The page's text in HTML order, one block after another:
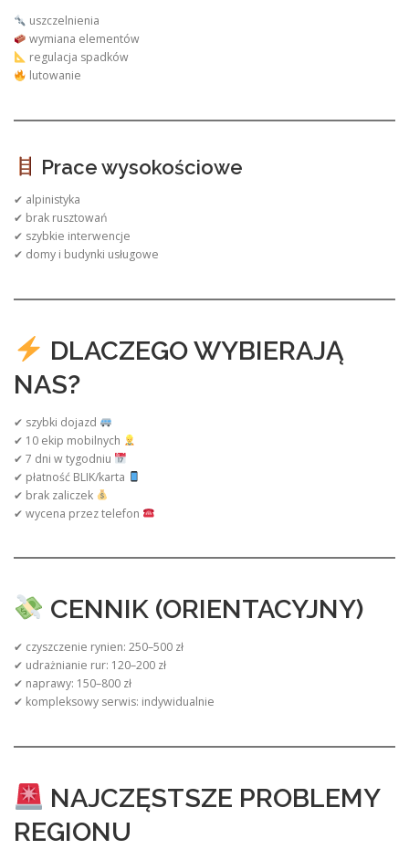
uszczelnienia
wymiana elementów
regulacja spadków
lutowanie
Prace wysokościowe
✔ alpinistyka
✔ brak rusztowań
✔ szybkie interwencje
✔ domy i budynki usługowe
DLACZEGO WYBIERAJĄ
NAS?
✔ szybki dojazd
✔ 10 ekip mobilnych
✔ 7 dni w tygodniu
✔ płatność BLIK/karta
✔ brak zaliczek
✔ wycena przez telefon
CENNIK (ORIENTACYJNY)
✔ czyszczenie rynien: 250–500 zł
✔ udrażnianie rur: 120–200 zł
✔ naprawy: 150–800 zł
✔ kompleksowy serwis: indywidualnie
NAJCZĘSTSZE PROBLEMY
REGIONU